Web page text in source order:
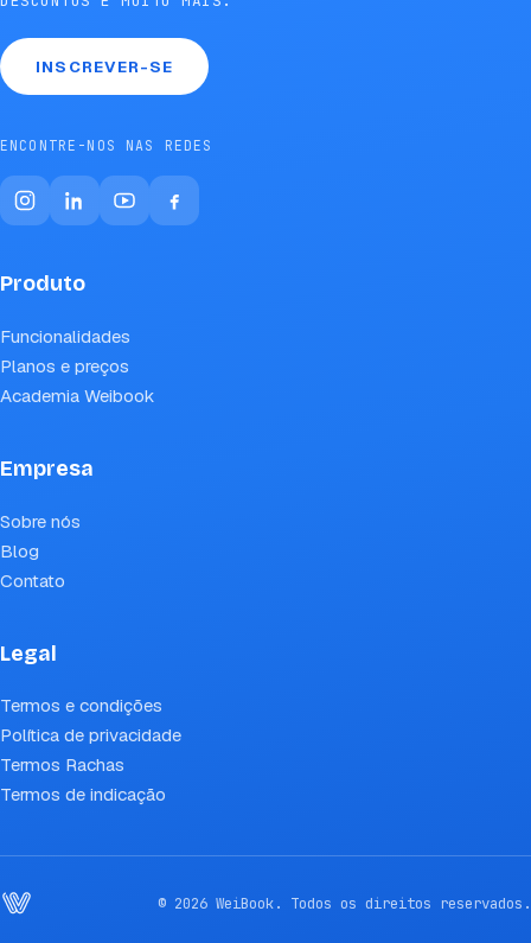
INSCREVER-SE
ENCONTRE-NOS NAS REDES
Produto
Funcionalidades
Planos e preços
Academia Weibook
Empresa
Sobre nós
Blog
Contato
Legal
Termos e condições
Política de privacidade
Termos Rachas
Termos de indicação
© 2026 WeiBook. Todos os direitos reservados.